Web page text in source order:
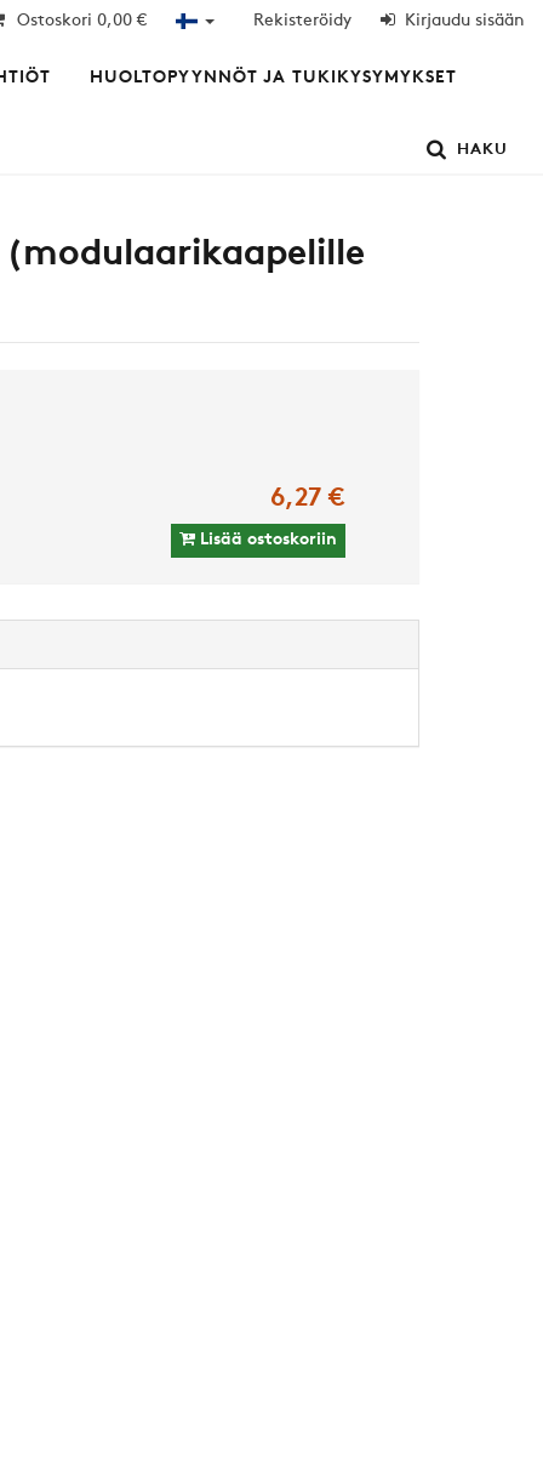
Ostoskori 0,00 € Rekisteröidy Kirjaudu sisään
HUOLTOPYYNNÖT JA TUKIKYSYMYKSET
HAKU
6,27 €
Lisää ostoskoriin